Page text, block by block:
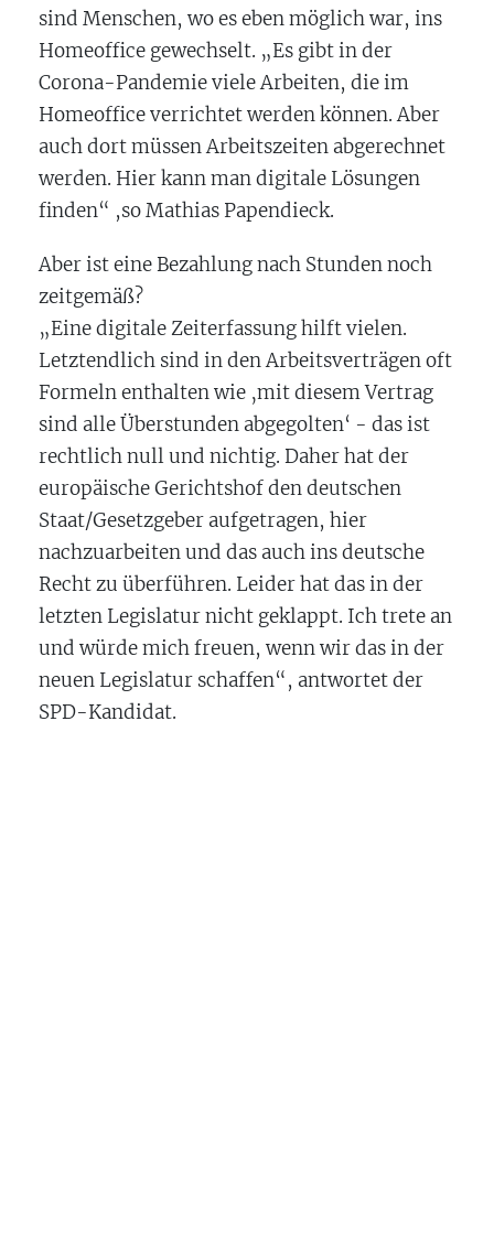
sind Menschen, wo es eben möglich war, ins
Homeoffice gewechselt. „Es gibt in der
Corona-Pandemie viele Arbeiten, die im
Homeoffice verrichtet werden können. Aber
auch dort müssen Arbeitszeiten abgerechnet
werden. Hier kann man digitale Lösungen
finden“ ,so Mathias Papendieck.
Aber ist eine Bezahlung nach Stunden noch
zeitgemäß?
„Eine digitale Zeiterfassung hilft vielen.
Letztendlich sind in den Arbeitsverträgen oft
Formeln enthalten wie ‚mit diesem Vertrag
sind alle Überstunden abgegolten‘ - das ist
rechtlich null und nichtig. Daher hat der
europäische Gerichtshof den deutschen
Staat/Gesetzgeber aufgetragen, hier
nachzuarbeiten und das auch ins deutsche
Recht zu überführen. Leider hat das in der
letzten Legislatur nicht geklappt. Ich trete an
und würde mich freuen, wenn wir das in der
neuen Legislatur schaffen“, antwortet der
SPD-Kandidat.